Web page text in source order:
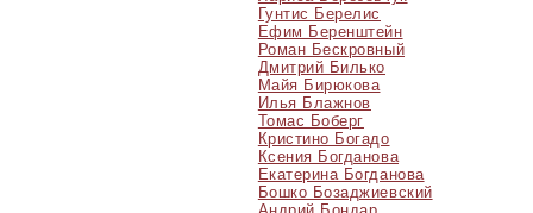
Гунтис Берелис
Ефим Беренштейн
Роман Бескровный
Дмитрий Билько
Майя Бирюкова
Илья Блажнов
Томас Боберг
Кристино Богадо
Ксения Богданова
Екатерина Богданова
Бошко Бозаджиевский